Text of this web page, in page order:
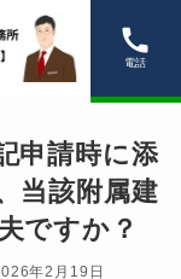
電話
申請時に添
当該附属建
ですか？
年2月19日